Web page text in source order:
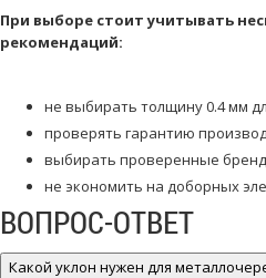
При выборе стоит учитывать
рекомендаций:
не выбирать толщину 0.4 мм
проверять гарантию
выбирать проверенные
не экономить на доборных
ВОПРОС-ОТВЕТ
Какой уклон нужен для